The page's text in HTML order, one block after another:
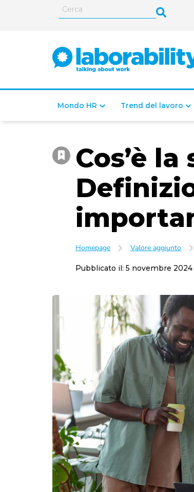
Mondo HR Trend del lavoro
Cos’è
Homepage Valore aggiunto
Pubblicato il: 5 novembre 2024